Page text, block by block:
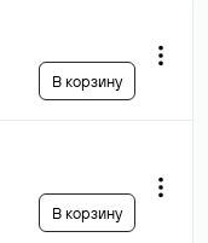
В корзину
В корзину